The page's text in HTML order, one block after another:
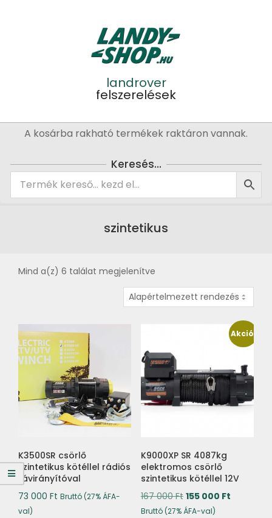
landrover
felszerelések
PrimaryA kosárba rakható termékek raktáron vannak.
Keresés…
szintetikus
Mind a(z) 6 találat megjelenítve
K3500SR csörlő
szintetikus kötéllel rádiós
távirányítóval
73 000 Ft Bruttó (27% ÁFA-
val)
Akció!
K9000XP SR 4087kg
elektromos csörlő
szintetikus kötéllel 12V
167 000Ft Original
price
155 000 FtCurrent
Bruttó (27% ÁFA-val)